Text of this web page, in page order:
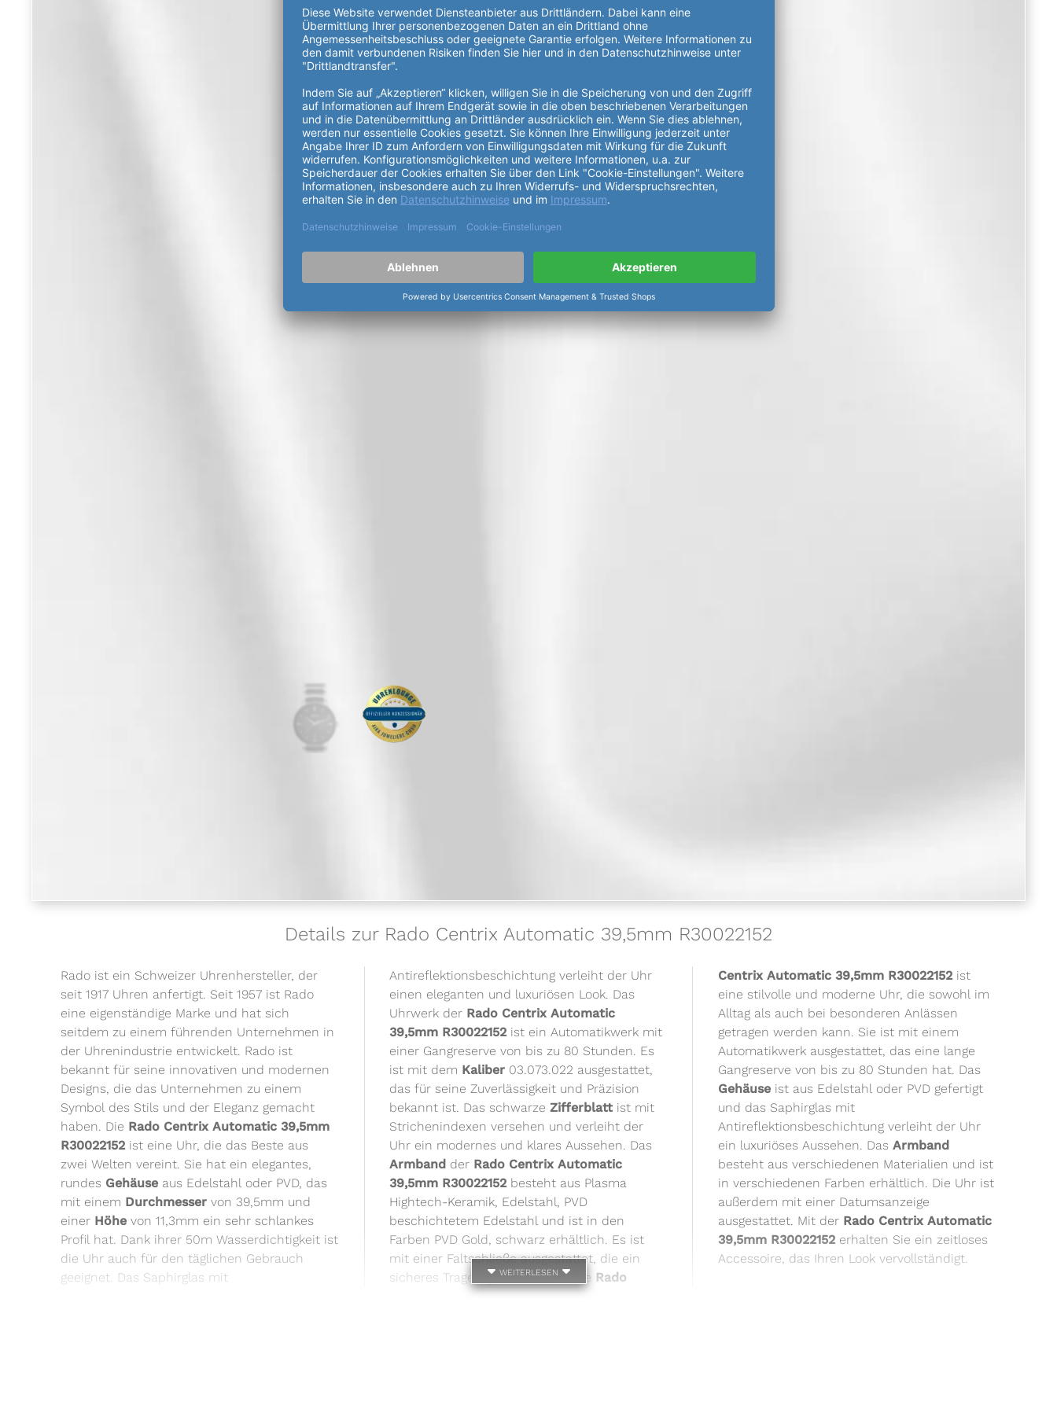
Details zur Rado Centrix Automatic 39,5mm R30022152
Rado ist ein Schweizer Uhrenhersteller, der
seit 1917 Uhren anfertigt. Seit 1957 ist Rado
eine eigenständige Marke und hat sich
seitdem zu einem führenden Unternehmen in
der Uhrenindustrie entwickelt. Rado ist
bekannt für seine innovativen und modernen
Designs, die das Unternehmen zu einem
Symbol des Stils und der Eleganz gemacht
haben. Die Rado Centrix Automatic 39,5mm
R30022152 ist eine Uhr, die das Beste aus
zwei Welten vereint. Sie hat ein elegantes,
rundes Gehäuse aus Edelstahl oder PVD, das
mit einem Durchmesser von 39,5mm und
einer Höhe von 11,3mm ein sehr schlankes
Profil hat. Dank ihrer 50m Wasserdichtigkeit ist
die Uhr auch für den täglichen Gebrauch
geeignet. Das Saphirglas mit
Antireflektionsbeschichtung verleiht der Uhr
einen eleganten und luxuriösen Look. Das
Uhrwerk der Rado Centrix Automatic
39,5mm R30022152 ist ein Automatikwerk mit
einer Gangreserve von bis zu 80 Stunden. Es
ist mit dem Kaliber 03.073.022 ausgestattet,
das für seine Zuverlässigkeit und Präzision
bekannt ist. Das schwarzeZifferblatt ist mit
Strichenindexen versehen und verleiht der
Uhr ein modernes und klares Aussehen. Das
Armband der Rado Centrix Automatic
39,5mm R30022152 besteht aus Plasma
Hightech-Keramik, Edelstahl, PVD
beschichtetem Edelstahl und ist in den
Farben PVD Gold, schwarz erhältlich. Es ist
mit einer Faltschließe ausgestattet, die ein
sicheres Tragen gewährleistet. Die Rado
Centrix Automatic 39,5mm R30022152ist
eine stilvolle und moderne Uhr, die sowohl im
Alltag als auch bei besonderen Anlässen
getragen werden kann. Sie ist mit einem
Automatikwerk ausgestattet, das eine lange
Gangreserve von bis zu 80 Stunden hat. Das
Gehäuseist aus Edelstahl oder PVD gefertigt
und das Saphirglas mit
Antireflektionsbeschichtung verleiht der Uhr
ein luxuriöses Aussehen. Das Armband
besteht aus verschiedenen Materialien und ist
in verschiedenen Farben erhältlich. Die Uhr ist
außerdem mit einer Datumsanzeige
ausgestattet. Mit der Rado Centrix Automatic
39,5mm R30022152erhalten Sie ein zeitloses
Accessoire, das Ihren Look vervollständigt.
weiterlesen